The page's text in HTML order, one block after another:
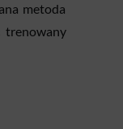
metoda
trenowany